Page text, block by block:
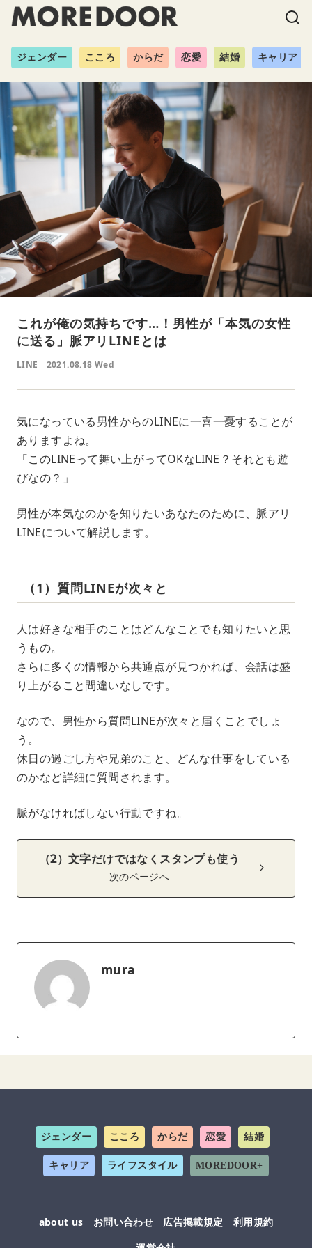
ジェンダー こころ からだ 恋愛 結婚 キャリア
これが俺の気持ちです…！男性が「本気の女性
に送る」脈アリLINEとは
LINE 2021.08.18 Wed
気になっている男性からのLINEに一喜一憂することが
ありますよね。
「このLINEって舞い上がってOKなLINE？それとも遊
びなの？」
男性が本気なのかを知りたいあなたのために、脈アリ
LINEについて解説します。
（1）質問LINEが次々と
人は好きな相手のことはどんなことでも知りたいと思
うもの。
さらに多くの情報から共通点が見つかれば、会話は盛
り上がること間違いなしです。
なので、男性から質問LINEが次々と届くことでしょ
う。
休日の過ごし方や兄弟のこと、どんな仕事をしている
のかなど詳細に質問されます。
脈がなければしない行動ですね。
（2）文字だけではなくスタンプも使う
次のページへ
mura
ジェンダー こころ からだ 恋愛 結婚
キャリア ライフスタイル MOREDOOR+
about us お問い合わせ 広告掲載規定
利用規約